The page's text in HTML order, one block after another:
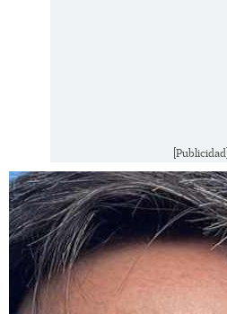
[Publicidad]